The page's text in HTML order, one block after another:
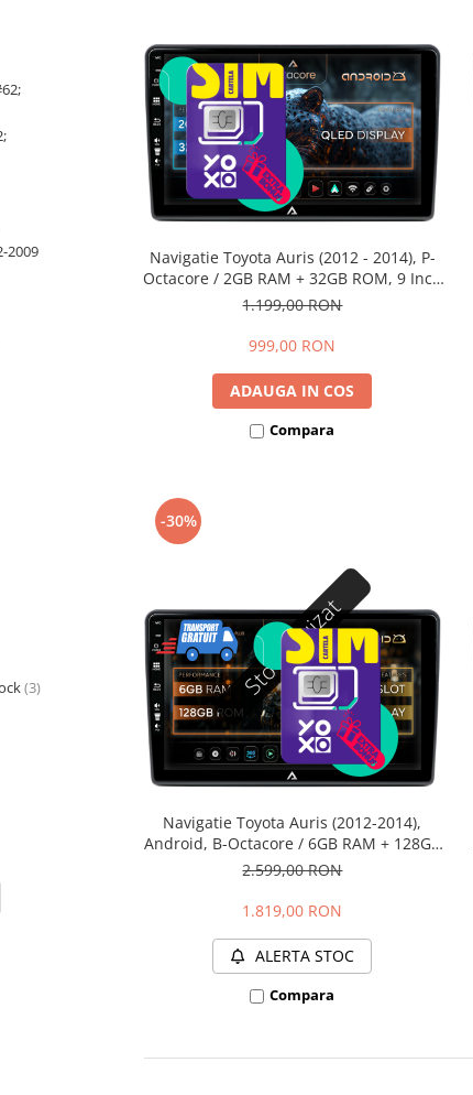
2009
(3)
Navigatie Toyota Auris (2012 - 2014), P-
Octacore / 2GB RAM + 32GB ROM, 9 Inch
- AD-BGP9002+AD-BGRKIT090
1.199,00 RON
999,00 RON
ADAUGA IN COS
Compara
Stoc epuizat
-30%
Navigatie Toyota Auris (2012-2014),
Android, B-Octacore / 6GB RAM + 128GB
ROM, 9 Inch - AD-BGB9006+AD-
2.599,00 RON
1.819,00 RON
ALERTA STOC
Compara